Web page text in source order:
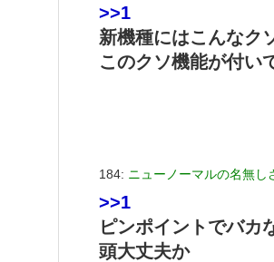
>>1
新機種にはこんなク
このクソ機能が付い
184: ニューノーマルの名無し
>>1
ピンポイントでバカ
頭大丈夫か